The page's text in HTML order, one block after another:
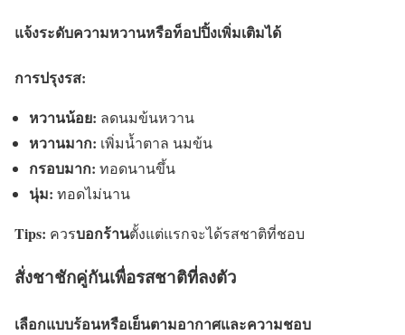
แจ้งระดับความหวานหรือท็อปปิ้งเพิ่มเติมได้
การปรุงรส:
หวานน้อย: ลดนมข้นหวาน
หวานมาก: เพิ่มน้ำตาล นมข้น
กรอบมาก: ทอดนานขึ้น
นุ่ม: ทอดไม่นาน
Tips: ควรบอกร้านตั้งแต่แรกจะได้รสชาติที่ชอบ
สั่งชาชักคู่กันเพื่อรสชาติที่ลงตัว
เลือกแบบร้อนหรือเย็นตามอากาศและความชอบ